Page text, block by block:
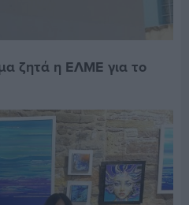
ζητά η ΕΛΜΕ για το